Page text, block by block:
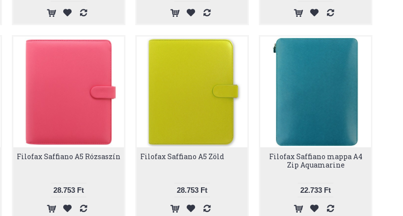
Filofax Saffiano A5 Rózsaszín
28.753 Ft
Filofax Saffiano A5 Zöld
28.753 Ft
Filofax Saffiano mappa A4
Zip Aquamarine
22.733 Ft